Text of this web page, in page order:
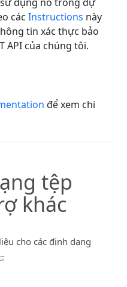
dụng nó trong dự
các Instructions này
tin xác thực bảo
API của chúng tôi.
để xem chi
tệp
khác
cho các định dạng